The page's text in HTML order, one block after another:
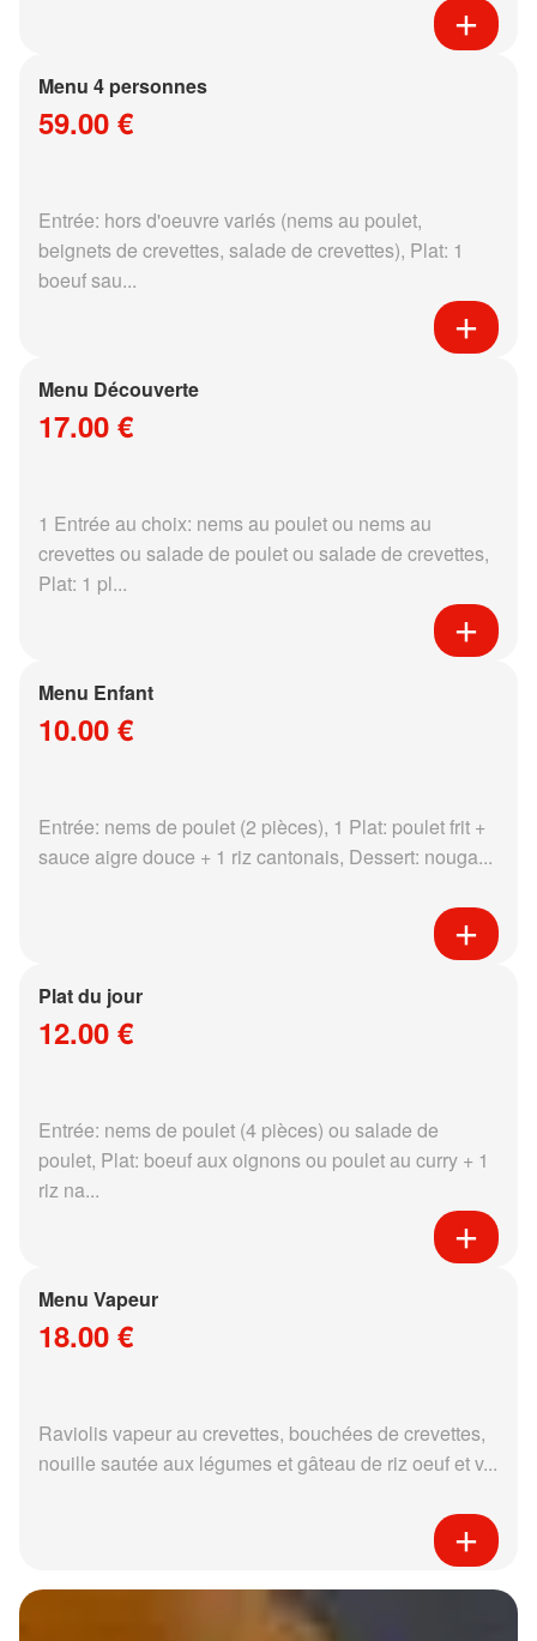
Menu 4 personnes
59.00 €
Entrée: hors d'oeuvre variés (nems au poulet,
beignets de crevettes, salade de crevettes), Plat: 1
boeuf sau...
Menu Découverte
17.00 €
1 Entrée au choix: nems au poulet ou nems au
crevettes ou salade de poulet ou salade de crevettes,
Plat: 1 pl...
Menu Enfant
10.00 €
Entrée: nems de poulet (2 pièces), 1 Plat: poulet frit +
sauce aigre douce + 1 riz cantonais, Dessert: nouga...
Plat du jour
12.00 €
Entrée: nems de poulet (4 pièces) ou salade de
poulet, Plat: boeuf aux oignons ou poulet au curry + 1
riz na...
Menu Vapeur
18.00 €
Raviolis vapeur au crevettes, bouchées de crevettes,
nouille sautée aux légumes et gâteau de riz oeuf et v...